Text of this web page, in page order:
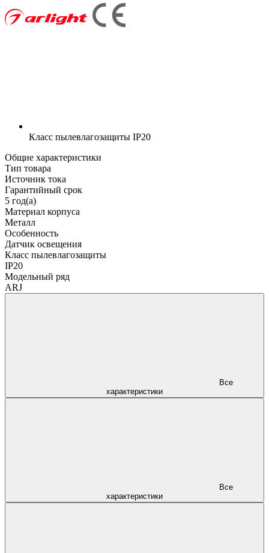
Класс пылевлагозащиты IP20
Общие характеристики
Тип товара
Источник тока
Гарантийный срок
5 год(а)
Материал корпуса
Металл
Особенность
Датчик освещения
Класс пылевлагозащиты
IP20
Модельный ряд
ARJ
характеристики
характеристики